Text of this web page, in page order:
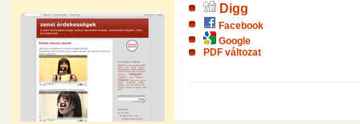
Digg
Facebook
Google
PDF változat